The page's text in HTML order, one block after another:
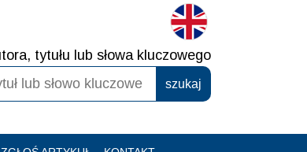
tytułu lub słowa kluczowego